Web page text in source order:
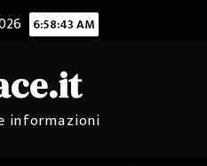
6:58:43 AM
informazioni